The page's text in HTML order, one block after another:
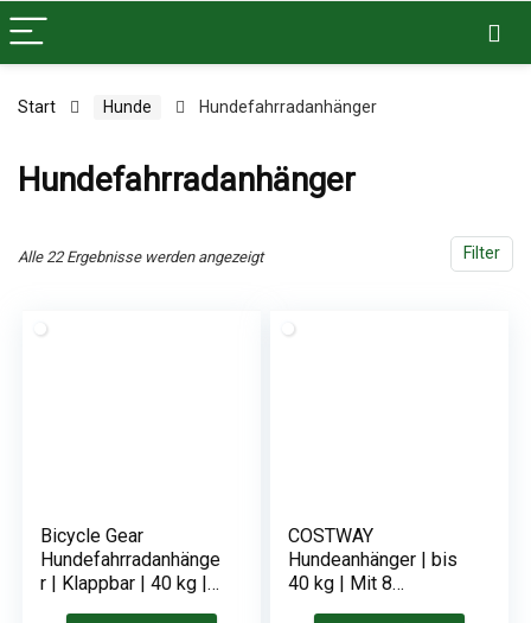
Start Hunde Hundefahrradanhänger
Hundefahrradanhänger
Filter
Alle 22 Ergebnisse werden angezeigt
Bicycle Gear
Hundefahrradanhänge
r | Klappbar | 40 kg |
COSTWAY
Hundeanhänger | bis
40 kg | Mit 8